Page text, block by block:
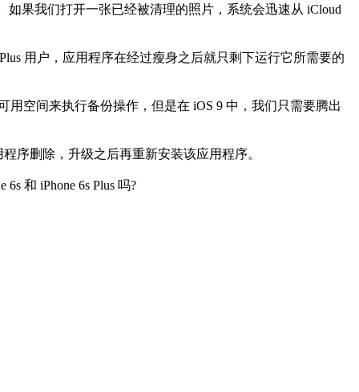
果我们打开一张已经被清理的照片，系统会迅速从 iCloud
用户，应用程序在经过瘦身之后就只剩下运行它所需要的
空间来执行备份操作，但是在 iOS 9 中，我们只需要腾出
删除，升级之后再重新安装该应用程序。
和 iPhone 6s Plus 吗?